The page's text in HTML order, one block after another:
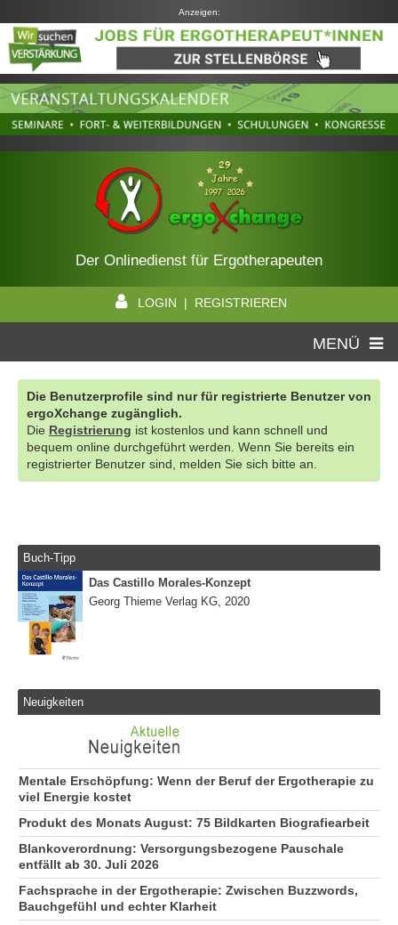
Anzeigen:
Der Onlinedienst für Ergotherapeuten
LOGIN | REGISTRIEREN
MENÜ
Die Benutzerprofile sind nur für registrierte Benutzer von
ergoXchange zugänglich.
Die Registrierung ist kostenlos und kann schnell und
bequem online durchgeführt werden. Wenn Sie bereits ein
registrierter Benutzer sind, melden Sie sich bitte an.
Buch-Tipp
Das Castillo Morales-Konzept
Georg Thieme Verlag KG, 2020
Neuigkeiten
Mentale Erschöpfung: Wenn der Beruf der Ergotherapie zu
viel Energie kostet
Produkt des Monats August: 75 Bildkarten Biografiearbeit
Blankoverordnung: Versorgungsbezogene Pauschale
entfällt ab 30. Juli 2026
Fachsprache in der Ergotherapie: Zwischen Buzzwords,
Bauchgefühl und echter Klarheit